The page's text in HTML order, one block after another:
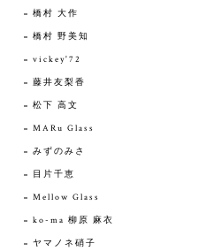
橋村 大作
橋村 野美知
vickey'72
藤井友梨香
松下 高文
MARu Glass
みずのみさ
目片千恵
Mellow Glass
ko-ma 柳原 麻衣
ヤマノネ硝子